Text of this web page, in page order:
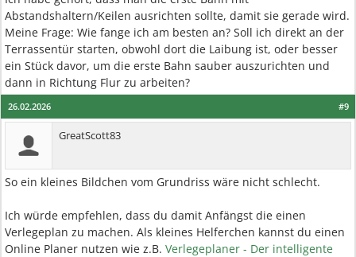
Abstandshaltern/Keilen ausrichten sollte, damit sie gerade wird.
Meine Frage: Wie fange ich am besten an? Soll ich direkt an der
Terrassentür starten, obwohl dort die Laibung ist, oder besser
ein Stück davor, um die erste Bahn sauber auszurichten und
dann in Richtung Flur zu arbeiten?
#9
26.02.2026
GreatScott83
So ein kleines Bildchen vom Grundriss wäre nicht schlecht.
Ich würde empfehlen, dass du damit Anfängst die einen
Verlegeplan zu machen. Als kleines Helferchen kannst du einen
Online Planer nutzen wie z.B. Verlegeplaner - Der intelligente